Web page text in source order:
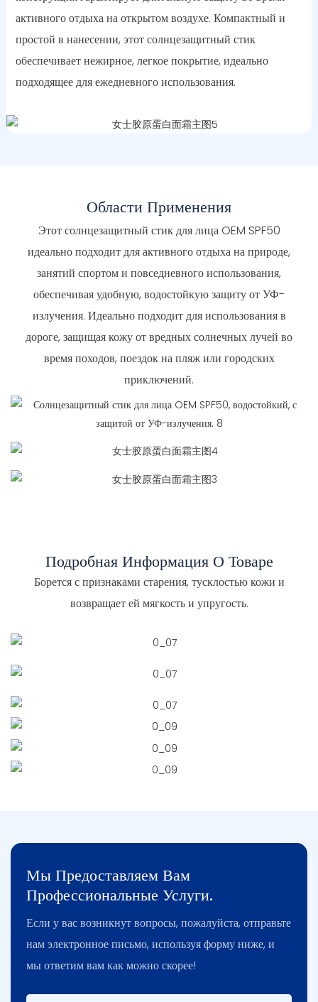
активного отдыха на открытом воздухе. Компактный и
простой в нанесении, этот солнцезащитный стик
обеспечивает нежирное, легкое покрытие, идеально
подходящее для ежедневного использования.
Области Применения
Этот солнцезащитный стик для лица OEM SPF50
идеально подходит для активного отдыха на природе,
занятий спортом и повседневного использования,
обеспечивая удобную, водостойкую защиту от УФ-
излучения. Идеально подходит для использования в
дороге, защищая кожу от вредных солнечных лучей во
время походов, поездок на пляж или городских
приключений.
Подробная Информация О Товаре
Борется с признаками старения, тусклостью кожи и
возвращает ей мягкость и упругость.
Мы Предоставляем Вам
Профессиональные Услуги.
Если у вас возникнут вопросы, пожалуйста, отправьте
нам электронное письмо, используя форму ниже, и
мы ответим вам как можно скорее!